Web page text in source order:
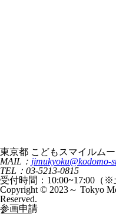
東京都 こどもスマイルム
MAIL： jimukyoku@kodomo-
TEL：03-5213-0815
受付時間：10:00~17:00（※
Copyright © 2023～ Tokyo
Reserved.
参画申請